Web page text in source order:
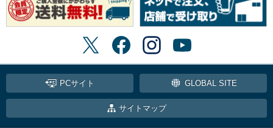
PCサイト GLOBAL SITE
サイトマップ